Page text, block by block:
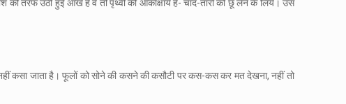
की तरफ उठी हुई आंखे हैं वे तो पृथ्वी की आकांक्षायें हैं- चांद-तारों को छू लेने के लिये। उस
कसा जाता है। फूलों को सोने की कसने की कसौटी पर कस-कस कर मत देखना, नहीं तो